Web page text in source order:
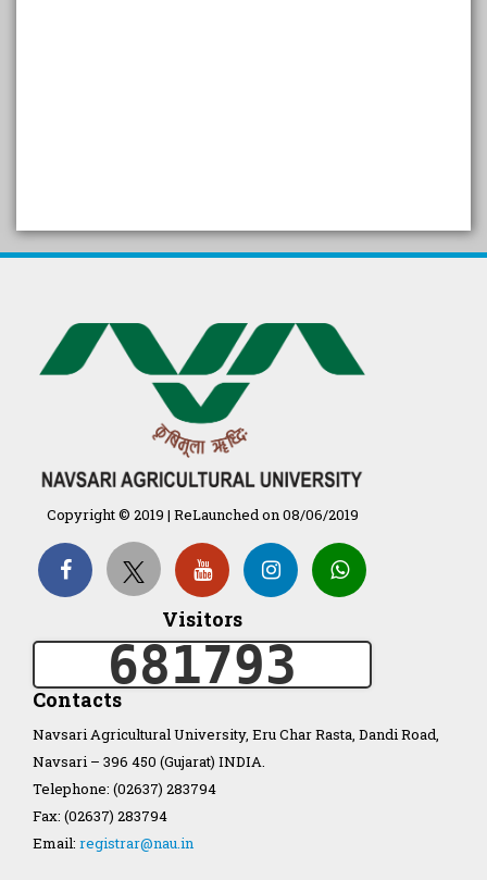
દેશી ગાય આધારિત પ્રાકૃતિક ખેતી
कृषि अनुसंधान परिषद की 25वीं अखिल
भारतीय कृषि प्रवेश परीक्षा 2020
Organization Structure
Accreditation Certificate
GAU Act 2004
NAU Statute(Revised)
Statastics
Copyright © 2019 | ReLaunched on 08/06/2019
Visitors
681793
Contacts
Navsari Agricultural University, Eru Char Rasta, Dandi Road,
Navsari – 396 450 (Gujarat) INDIA.
Telephone: (02637) 283794
Fax: (02637) 283794
Email: registrar@nau.in